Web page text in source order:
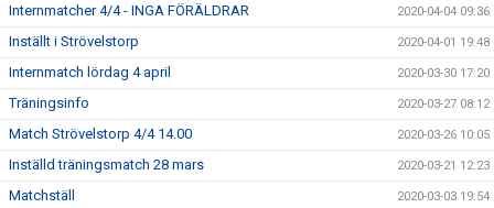
Internmatcher 4/4 - INGA FÖRÄLDRAR 2020-04-04 09:36
Inställt i Strövelstorp 2020-04-01 19:48
Internmatch lördag 4 april 2020-03-30 17:20
Träningsinfo 2020-03-27 08:12
Match Strövelstorp 4/4 14.00 2020-03-26 10:05
Inställd träningsmatch 28 mars 2020-03-21 12:23
Matchställ 2020-03-03 19:54